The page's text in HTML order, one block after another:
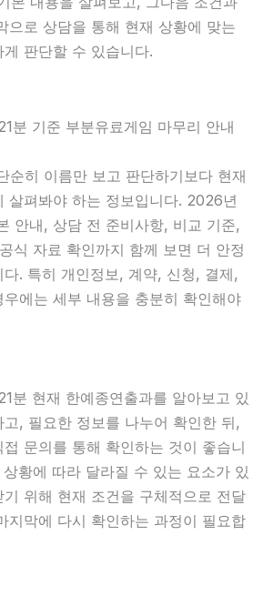
으로 상담을 통해 현재 상황에 맞는
판단할 수 있습니다.
분 기준 부분유료게임 마무리 안내
순히 이름만 보고 판단하기보다 현재
살펴봐야 하는 정보입니다. 2026년
안내, 상담 전 준비사항, 비교 기준,
식 자료 확인까지 함께 보면 더 안정
. 특히 개인정보, 계약, 신청, 결제,
에는 세부 내용을 충분히 확인해야
분 현재 한예종연출과를 알아보고 있
, 필요한 정보를 나누어 확인한 뒤,
문의를 통해 확인하는 것이 좋습니
황에 따라 달라질 수 있는 요소가 있
위해 현재 조건을 구체적으로 전달
지막에 다시 확인하는 과정이 필요합